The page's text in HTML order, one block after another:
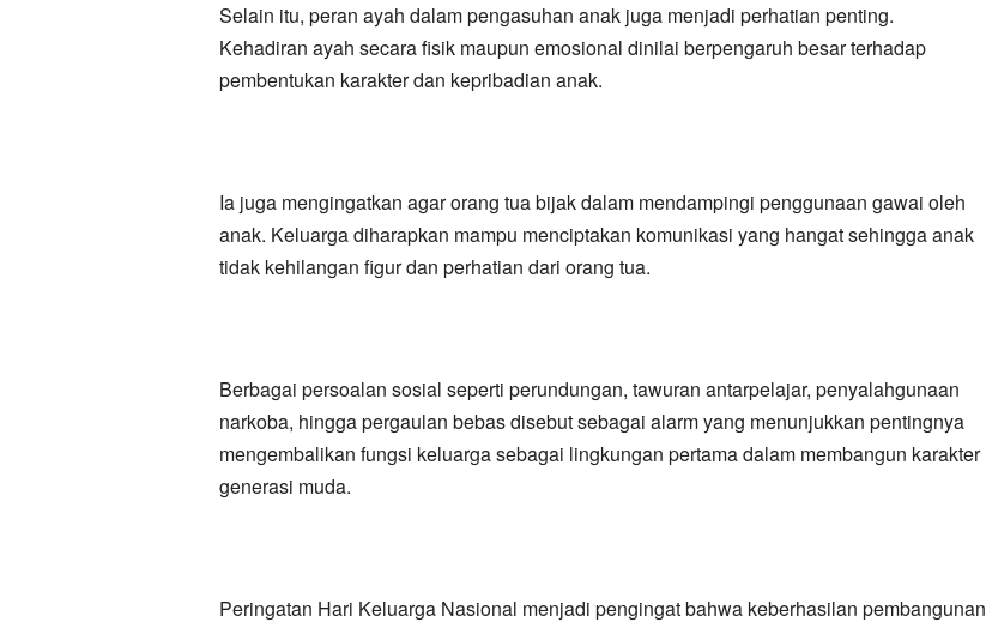
Selain itu, peran ayah dalam pengasuhan anak juga menjadi perhatian penting.
Kehadiran ayah secara fisik maupun emosional dinilai berpengaruh besar terhadap
pembentukan karakter dan kepribadian anak.
Ia juga mengingatkan agar orang tua bijak dalam mendampingi penggunaan gawai oleh
anak. Keluarga diharapkan mampu menciptakan komunikasi yang hangat sehingga anak
tidak kehilangan figur dan perhatian dari orang tua.
Berbagai persoalan sosial seperti perundungan, tawuran antarpelajar, penyalahgunaan
narkoba, hingga pergaulan bebas disebut sebagai alarm yang menunjukkan pentingnya
mengembalikan fungsi keluarga sebagai lingkungan pertama dalam membangun karakter
generasi muda.
Peringatan Hari Keluarga Nasional menjadi pengingat bahwa keberhasilan pembangunan